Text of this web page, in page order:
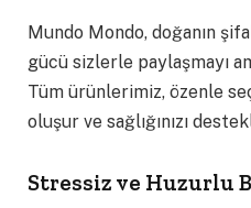
Mundo Mondo, doğanın
gücü sizlerle paylaşmayı
Tüm ürünlerimiz, özenle
oluşur ve sağlığınızı
Stressiz ve Huzurlu